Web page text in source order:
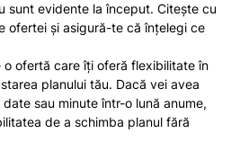
sunt evidente la început. Citește cu
ofertei și asigură-te că înțelegi ce
o ofertă care îți oferă flexibilitate în
planului tău. Dacă vei avea
sau minute într-o lună anume,
de a schimba planul fără